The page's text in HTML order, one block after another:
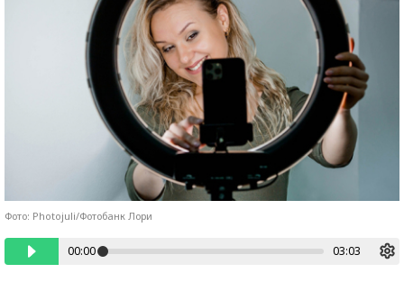
Фото: Photojuli/Фотобанк Лори
00:00 03:03